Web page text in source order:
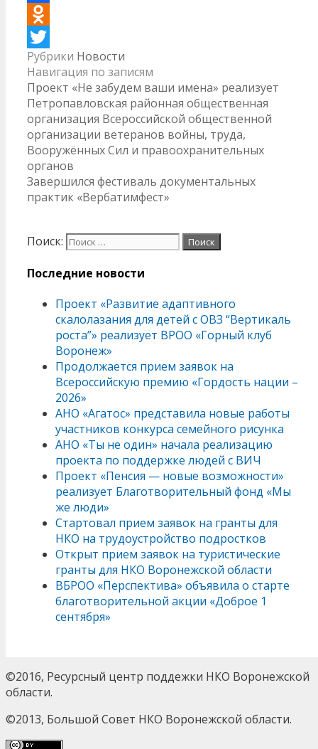
Facebook
Odnoklassniki
Twitter
Рубрики Новости
Навигация по записям
Проект «Не забудем ваши имена» реализует
Петропавловская районная общественная
организация Всероссийской общественной
организации ветеранов войны, труда,
Вооружённых Сил и правоохранительных
органов
Завершился фестиваль документальных
практик «Вербатимфест»
Поиск:
Последние новости
Проект «Развитие адаптивного
скалолазания для детей с ОВЗ “Вертикаль
роста”» реализует ВРОО «Горный клуб
Воронеж»
Продолжается прием заявок на
Всероссийскую премию «Гордость нации –
2026»
АНО «Агатос» представила новые работы
участников конкурса семейного рисунка
АНО «Ты не один» начала реализацию
проекта по поддержке людей с ВИЧ
Проект «Пенсия — новые возможности»
реализует Благотворительный фонд «Мы
же люди»
Стартовал прием заявок на гранты для
НКО на трудоустройство подростков
Открыт прием заявок на туристические
гранты для НКО Воронежской области
ВБРОО «Перспектива» объявила о старте
благотворительной акции «Доброе 1
сентября»
©2016, Ресурсный центр поддежки НКО Воронежской
области.
©2013, Большой Совет НКО Воронежской области.